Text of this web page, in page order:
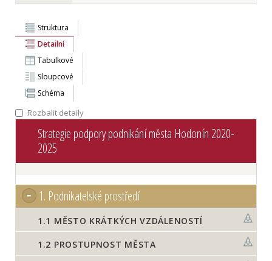
Struktura
Detailní
Tabulkové
Sloupcové
Schéma
Rozbalit detaily
Strategie podpory podnikání města Hodonín 2020-
2025
1. Podnikatelské prostředí
1.1 MĚSTO KRÁTKÝCH VZDÁLENOSTÍ
1.2 PROSTUPNOST MĚSTA